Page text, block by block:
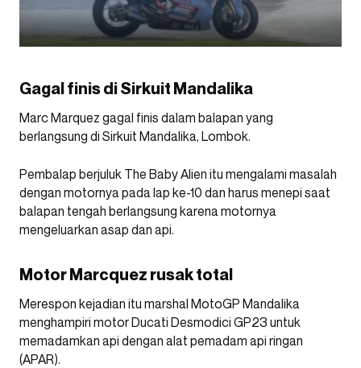
Gagal finis di Sirkuit Mandalika
Marc Marquez gagal finis dalam balapan yang
berlangsung di Sirkuit Mandalika, Lombok.
Pembalap berjuluk The Baby Alien itu mengalami masalah
dengan motornya pada lap ke-10 dan harus menepi saat
balapan tengah berlangsung karena motornya
mengeluarkan asap dan api.
Motor Marcquez rusak total
Merespon kejadian itu marshal MotoGP Mandalika
menghampiri motor Ducati Desmodici GP23 untuk
memadamkan api dengan alat pemadam api ringan
(APAR).